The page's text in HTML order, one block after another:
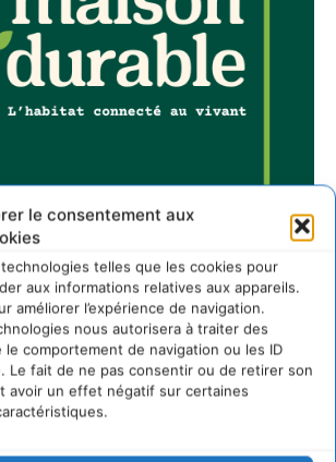
le consentement aux
telles que les cookies pour
aux informations relatives aux appareils.
améliorer l’expérience de navigation.
nous autorisera à traiter des
comportement de navigation ou les ID
Le fait de ne pas consentir ou de retirer son
avoir un effet négatif sur certaines
Cdurable
a perdu sa mémoire
tout le territoire (2020-2026)